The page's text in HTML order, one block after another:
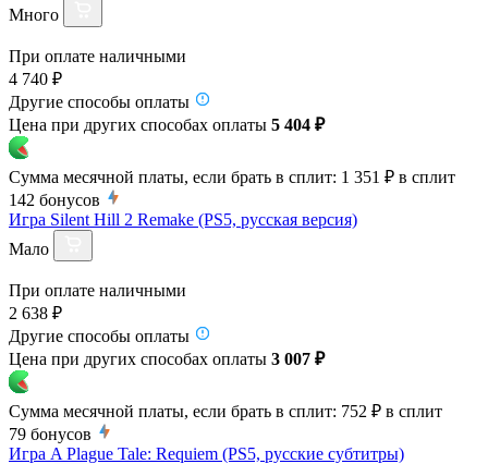
Много
При оплате наличными
4 740 ₽
Другие способы оплаты
Цена при других способах оплаты 5 404 ₽
Сумма месячной платы, если брать в сплит: 1 351 ₽ в сплит
142 бонусов
Игра Silent Hill 2 Remake (PS5, русская версия)
Мало
При оплате наличными
2 638 ₽
Другие способы оплаты
Цена при других способах оплаты 3 007 ₽
Сумма месячной платы, если брать в сплит: 752 ₽ в сплит
79 бонусов
Игра A Plague Tale: Requiem (PS5, русские субтитры)